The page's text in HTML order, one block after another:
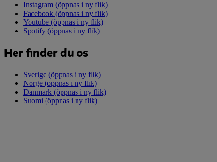
Instagram (öppnas i ny flik)
Facebook (öppnas i ny flik)
Youtube (öppnas i ny flik)
Spotify (öppnas i ny flik)
Her finder du os
Sverige (öppnas i ny flik)
Norge (öppnas i ny flik)
Danmark (öppnas i ny flik)
Suomi (öppnas i ny flik)